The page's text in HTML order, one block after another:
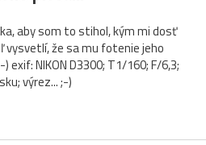
aby som to stihol, kým mi dosť
vysvetlí, že sa mu fotenie jeho
exif: NIKON D3300; T1/160; F/6,3;
výrez... ;-)